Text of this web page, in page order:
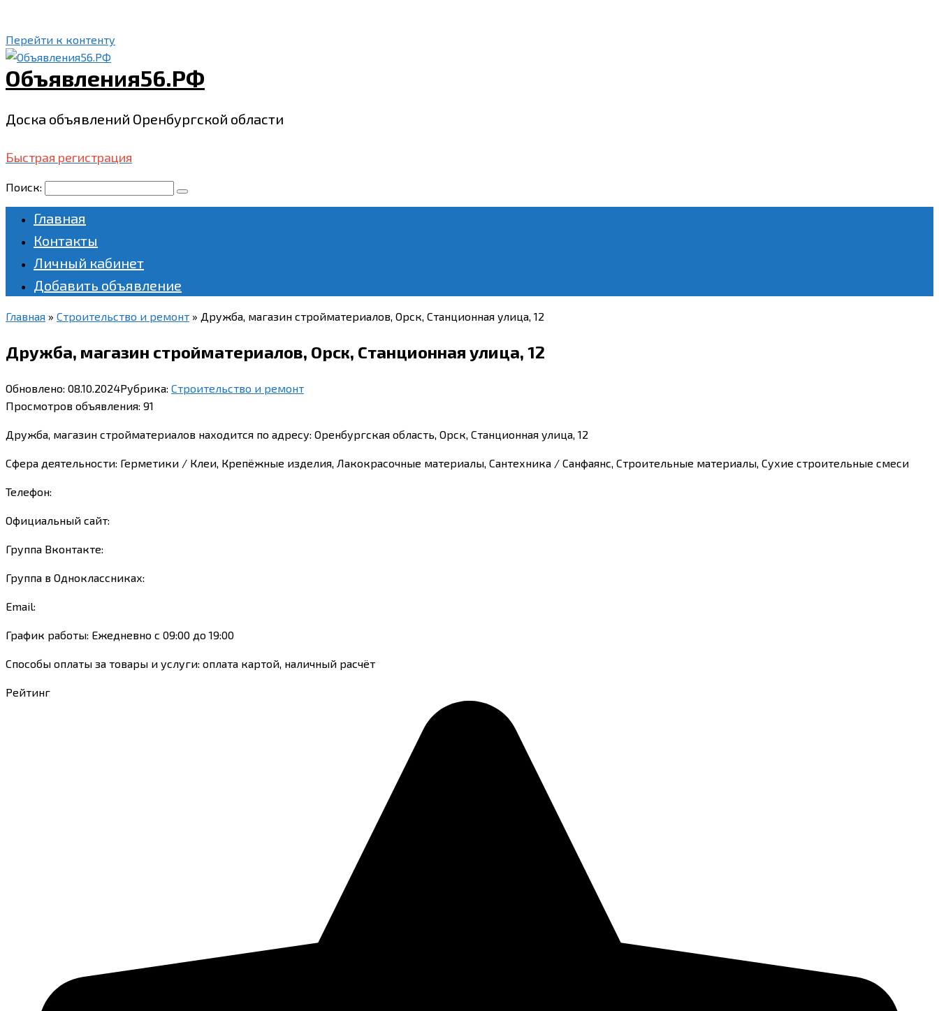
Перейти к контенту
Объявления56.РФ
Доска объявлений Оренбургской области
Быстрая регистрация
Поиск:
Главная
Контакты
Личный кабинет
Добавить объявление
Главная » Строительство и ремонт » Дружба, магазин стройматериалов, Орск, Станционная улица, 12
Дружба, магазин стройматериалов, Орск, Станционная улица, 12
Обновлено: 08.10.2024Рубрика: Строительство и ремонт
Просмотров объявления: 91
Дружба, магазин стройматериалов находится по адресу: Оренбургская область, Орск, Станционная улица, 12
Сфера деятельности: Герметики / Клеи, Крепёжные изделия, Лакокрасочные материалы, Сантехника / Санфаянс, Строительные материалы, Сухие строительные смеси
Телефон:
Официальный сайт:
Группа Вконтакте:
Группа в Одноклассниках:
Email:
График работы: Ежедневно с 09:00 до 19:00
Способы оплаты за товары и услуги: оплата картой, наличный расчёт
Рейтинг